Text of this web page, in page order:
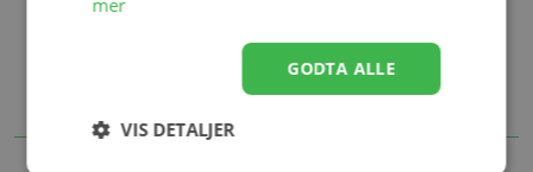
Alternativer
GODTA ALLE
VIS DETALJER